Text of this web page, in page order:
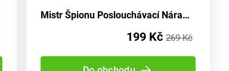
Mistr Špionu Poslouchávací Náramkové Hodinky
199 Kč 269 Kč